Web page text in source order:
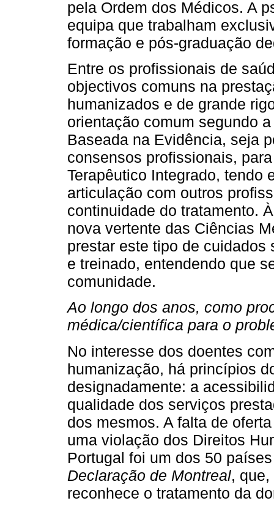
pela Ordem dos Médicos. A
equipa que trabalham
formação e pós-graduação
Entre os profissionais de
objectivos comuns na
humanizados e de grande
orientação comum segundo
Baseada na Evidência, seja
consensos profissionais,
Terapêutico Integrado, tendo
articulação com outros
continuidade do tratamento.
nova vertente das Ciências
prestar este tipo de
e treinado, entendendo que
comunidade.
Ao longo dos anos, como
médica/científica para o
No interesse dos doentes
humanização, há princípios
designadamente: a
qualidade dos serviços
dos mesmos. A falta de
uma violação dos Direitos
Portugal foi um dos 50
Declaração de Montreal,
reconhece o tratamento da